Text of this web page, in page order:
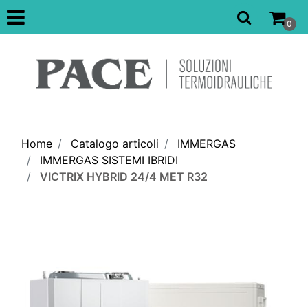
Open
0
Home Catalogo articoli
IMMERGAS
IMMERGAS SISTEMI IBRIDI
VICTRIX HYBRID 24/4 MET R32